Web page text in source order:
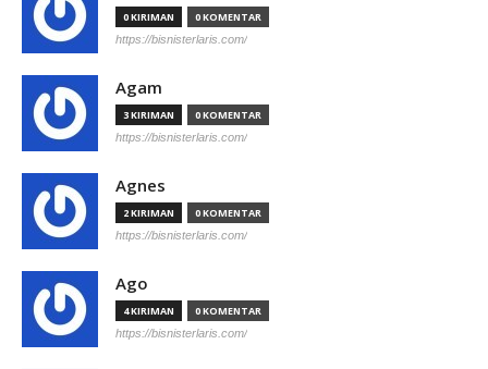
0 KIRIMAN 0 KOMENTAR
https://bisnisterlaris.com/
Agam
3 KIRIMAN 0 KOMENTAR
https://bisnisterlaris.com/
Agnes
2 KIRIMAN 0 KOMENTAR
https://bisnisterlaris.com/
Ago
4 KIRIMAN 0 KOMENTAR
https://bisnisterlaris.com/